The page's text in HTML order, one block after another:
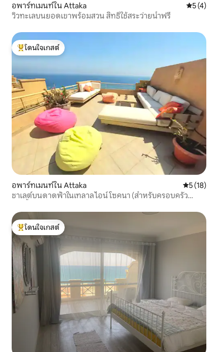
อพาร์ทเมนท์ใน Attaka คะแนนเฉ
5 (4)
วิวทะเลบนยอดเขาพร้อมสวน สิทธิ์ใช้สระว่ายน้ำฟรี
โดนใจเกสต์ที่สุด
โดนใจเกสต์
อพาร์ทเมนท์ใน Attaka คะแนนเฉลี่
5 (18)
ชาเลต์บนดาดฟ้าในเทลาล ไอน์ โซคนา (สำหรับครอบครัว
โดนใจเกสต์ที่สุด
โดนใจเกสต์